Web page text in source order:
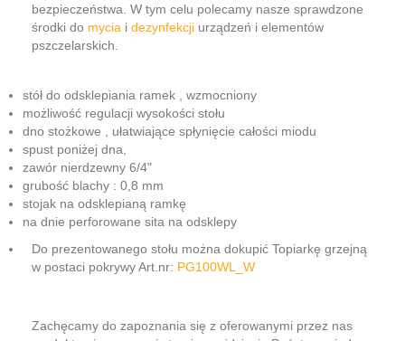
bezpieczeństwa. W tym celu polecamy nasze sprawdzone
środki do mycia i dezynfekcji urządzeń i elementów
pszczelarskich.
stół do odsklepiania ramek , wzmocniony
możliwość regulacji wysokości stołu
dno stożkowe , ułatwiające spłynięcie całości miodu
spust poniżej dna,
zawór nierdzewny 6/4"
grubość blachy : 0,8 mm
stojak na odsklepianą ramkę
na dnie perforowane sita na odsklepy
Do prezentowanego stołu można dokupić Topiarkę grzejną
w postaci pokrywy Art.nr: PG100WL_W
Zachęcamy do zapoznania się z oferowanymi przez nas